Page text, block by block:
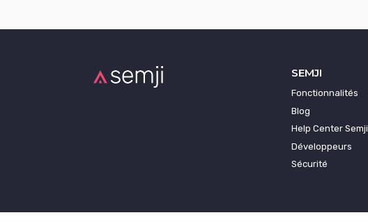
SEMJI
Fonctionnalités
Blog
Help Center Semji
Développeurs
Sécurité